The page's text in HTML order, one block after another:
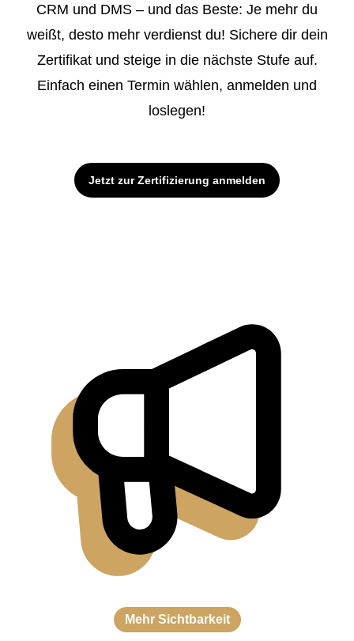
CRM und DMS – und das Beste: Je mehr du
weißt, desto mehr verdienst du! Sichere dir dein
Zertifikat und steige in die nächste Stufe auf.
Einfach einen Termin wählen, anmelden und
loslegen!
Jetzt zur Zertifizierung anmelden
Mehr Sichtbarkeit